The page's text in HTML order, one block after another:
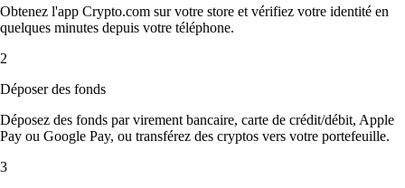
Obtenez l'app Crypto.com sur votre store et vérifiez votre identité en
quelques minutes depuis votre téléphone.
2
Déposer des fonds
Déposez des fonds par virement bancaire, carte de crédit/débit, Apple
Pay ou Google Pay, ou transférez des cryptos vers votre portefeuille.
3